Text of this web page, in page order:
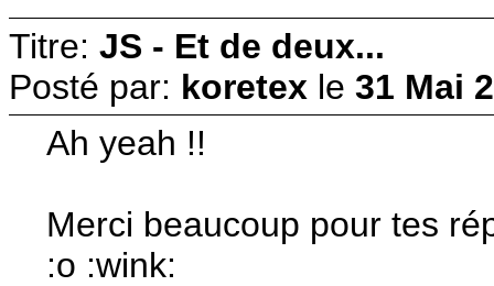
Titre: JS - Et de deux...
Posté par: koretex le 31 Mai
Ah yeah !!
Merci beaucoup pour tes
:o :wink: